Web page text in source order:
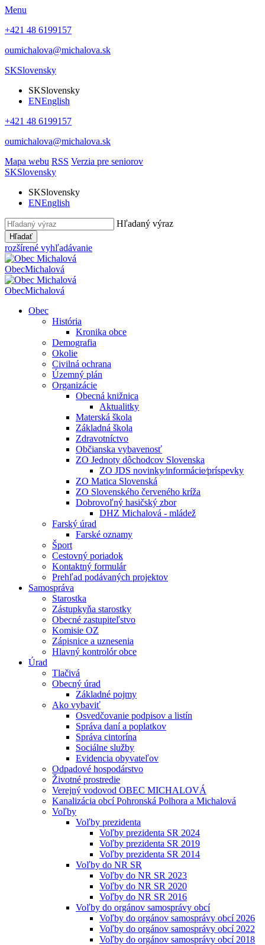
Menu
+421 48 6199157
oumichalova@michalova.sk
SKSlovensky
SKSlovensky
ENEnglish
+421 48 6199157
oumichalova@michalova.sk
Mapa webu RSS Verzia pre seniorov
SKSlovensky
SKSlovensky
ENEnglish
Hľadaný výraz
Hľadať
rozšírené vyhľadávanie
ObecMichalová
ObecMichalová
Obec
História
Kronika obce
Demografia
Okolie
Civilná ochrana
Územný plán
Organizácie
Obecná knižnica
Aktualitky
Materská škola
Základná škola
Zdravotníctvo
Občianska vybavenosť
ZO Jednoty dôchodcov Slovenska
ZO JDS novinky⁄informácie⁄príspevky
ZO Matica Slovenská
ZO Slovenského červeného kríža
Dobrovoľný hasičský zbor
DHZ Michalová - mládež
Farský úrad
Farské oznamy
Šport
Cestovný poriadok
Kontaktný formulár
Prehľad podávaných projektov
Samospráva
Starostka
Zástupkyňa starostky
Obecné zastupiteľstvo
Komisie OZ
Zápisnice a uznesenia
Hlavný kontrolór obce
Úrad
Tlačivá
Obecný úrad
Základné pojmy
Ako vybaviť
Osvedčovanie podpisov a listín
Správa daní a poplatkov
Správa cintorína
Sociálne služby
Evidencia obyvateľov
Odpadové hospodárstvo
Životné prostredie
Verejný vodovod OBEC MICHALOVÁ
Kanalizácia obcí Pohronská Polhora a Michalová
Voľby
Voľby prezidenta
Voľby prezidenta SR 2024
Voľby prezidenta SR 2019
Voľby prezidenta SR 2014
Voľby do NR SR
Voľby do NR SR 2023
Voľby do NR SR 2020
Voľby do NR SR 2016
Voľby do orgánov samosprávy obcí
Voľby do orgánov samosprávy obcí 2026
Voľby do orgánov samosprávy obcí 2022
Voľby do orgánov samosprávy obcí 2018